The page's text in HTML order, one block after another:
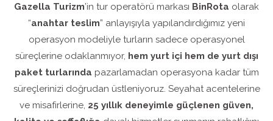
Gazella Turizm’in tur operatörü markası BinRota olarak
“anahtar teslim” anlayışıyla yapılandırdığımız yeni
operasyon modeliyle turların sadece operasyonel
süreçlerine odaklanmıyor, hem yurt içi hem de yurt dışı
paket turlarında pazarlamadan operasyona kadar tüm
süreçlerinizi doğrudan üstleniyoruz. Seyahat acentelerine
ve misafirlerine, 25 yıllık deneyimle güçlenen güven,